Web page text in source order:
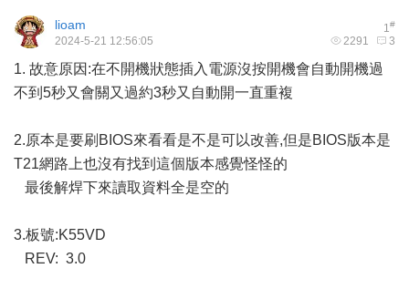
1#
lioam
2291 3
2024-5-21 12:56:05
1. 故意原因:在不開機狀態插入電源沒按開機會自動開機過
不到5秒又會關又過約3秒又自動開一直重複
2.原本是要刷BIOS來看看是不是可以改善,但是BIOS版本是
T21網路上也沒有找到這個版本感覺怪怪的
最後解焊下來讀取資料全是空的
3.板號:K55VD
REV: 3.0